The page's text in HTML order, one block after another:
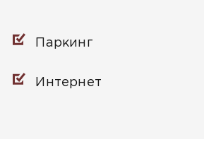
Паркинг
Интернет